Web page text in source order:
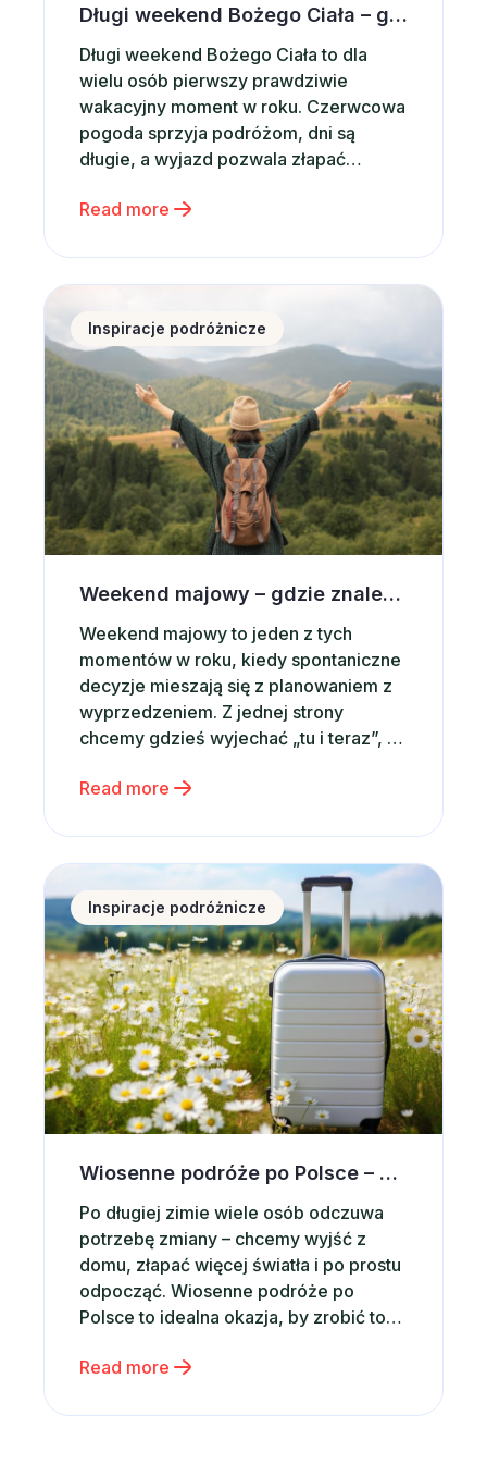
Długi weekend Bożego Ciała – gdzie znaleźć noclegi i apartamenty na wynajem w Polsce?
Długi weekend Bożego Ciała to dla
wielu osób pierwszy prawdziwie
wakacyjny moment w roku. Czerwcowa
pogoda sprzyja podróżom, dni są
długie, a wyjazd pozwala złapać
urlopowym. Nic więc dziwnego, że w
frazami takimi jak noclegi w
Polsce, apartamenty na
morzem czy noclegi w górach. Coraz
więcej osób wybiera dziś […]
Read more
Weekend majowy – gdzie znaleźć tanie noclegi i
Inspiracje podróżnicze
Weekend majowy – gdzie znaleźć tanie noclegi i apartamenty na wynajem w Polsce?
Weekend majowy to jeden z tych
momentów w roku, kiedy spontaniczne
decyzje mieszają się z planowaniem z
wyprzedzeniem. Z jednej strony
chcemy gdzieś wyjechać „tu i teraz”, z
lokalizacji i rozsądnej cenie. Nic
zainteresowanie frazami takimi jak tanie
noclegi, apartamenty na
wynajem czy noclegi w Polsce. Dobra
[…]
Read more
Wiosenne podróże po Polsce – gdzie znaleźć
Inspiracje podróżnicze
Wiosenne podróże po Polsce – gdzie znaleźć idealne i tanie noclegi?
Po długiej zimie wiele osób odczuwa
potrzebę zmiany – chcemy wyjść z
domu, złapać więcej światła i po prostu
odpocząć. Wiosenne podróże po
Polsce to idealna okazja, by zrobić to
wyjazdów. Coraz więcej osób decyduje
weekendowe wypady, które pozwalają
Read more